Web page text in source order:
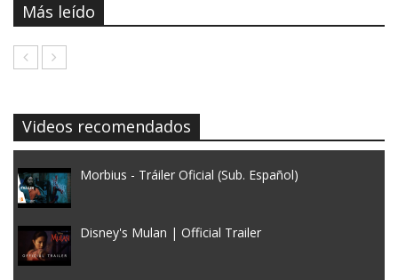
Más leído
Videos recomendados
Morbius - Tráiler Oficial (Sub. Español)
Disney's Mulan | Official Trailer